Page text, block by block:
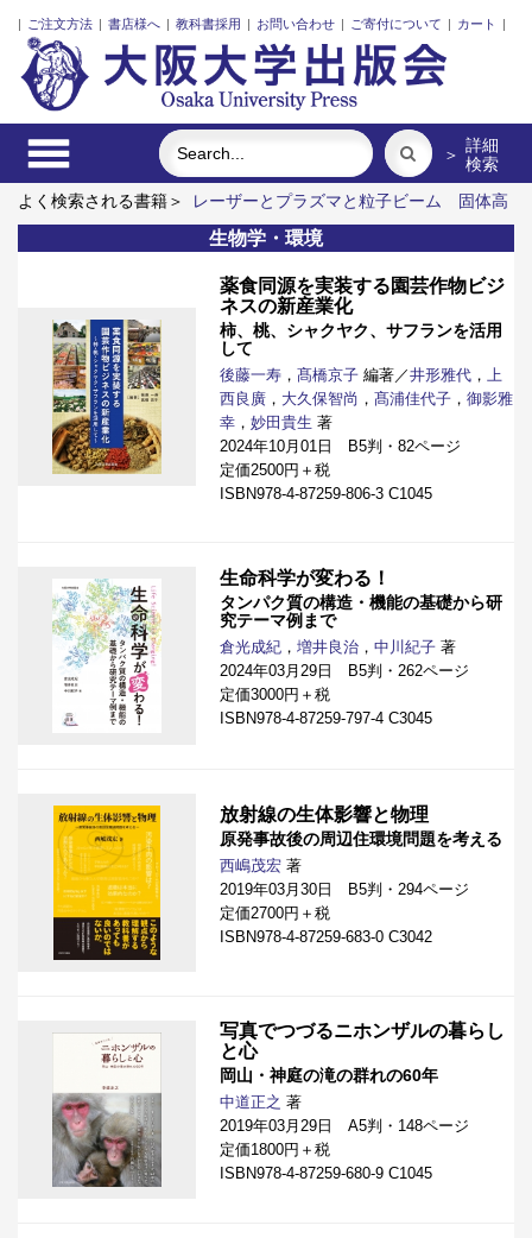
| ご注文方法 | 書店様へ | 教科書採用 | お問い合わせ | ご寄付について | カート |
＞ 詳細
検索
よく検索される書籍＞
レーザーとプラズマと粒子ビーム
固体高
分子形燃料電池要素材料・水素貯蔵材料の知的設計
ポンプの流
体力学
Emergent Bilinguals and Educational Challenges at
食べる インドネシア上演芸術の世界
生物学・環境
薬食同源を実装する園芸作物ビジ
ネスの新産業化
柿、桃、シャクヤク、サフランを活用
して
後藤一寿 ， 髙橋京子 編著／井形雅代 ，
上
西良廣 ， 大久保智尚 ， 髙浦佳代子 ， 御影雅
幸 ， 妙田貴生 著
2024年10月01日 B5判・82ページ
定価2500円＋税
ISBN978-4-87259-806-3 C1045
生命科学が変わる！
タンパク質の構造・機能の基礎から研
究テーマ例まで
倉光成紀 ， 増井良治 ， 中川紀子 著
2024年03月29日 B5判・262ページ
定価3000円＋税
ISBN978-4-87259-797-4 C3045
放射線の生体影響と物理
原発事故後の周辺住環境問題を考える
西嶋茂宏 著
2019年03月30日 B5判・294ページ
定価2700円＋税
ISBN978-4-87259-683-0 C3042
写真でつづるニホンザルの暮らし
と心
岡山・神庭の滝の群れの60年
中道正之 著
2019年03月29日 A5判・148ページ
定価1800円＋税
ISBN978-4-87259-680-9 C1045